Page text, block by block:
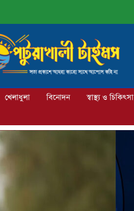
খেলাধুলা বিনোদন স্বাস্থ্য ও চিকিৎসা